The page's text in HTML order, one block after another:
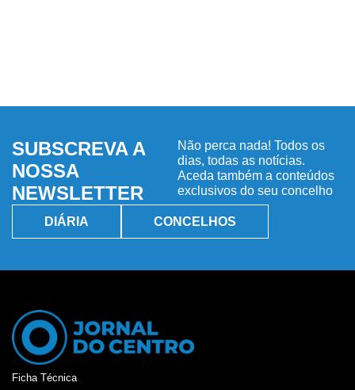
SUBSCREVA A
NOSSA
NEWSLETTER
Não perca nada! Todos os
dias, todas as notícias.
Aceda também a conteúdos
exclusivos do seu concelho
DIÁRIA CONCELHOS
Ficha Técnica